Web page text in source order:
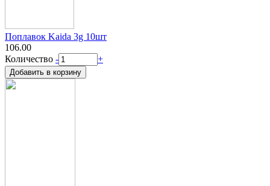
Поплавок Kaida 3g 10шт
106.00
Количество - +